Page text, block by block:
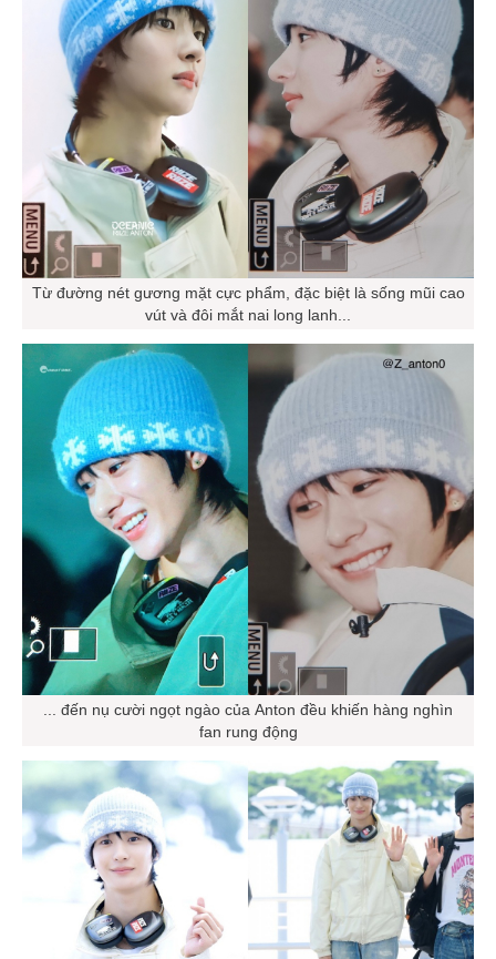
Từ đường nét gương mặt cực phẩm, đặc biệt là sống mũi cao
vút và đôi mắt nai long lanh...
... đến nụ cười ngọt ngào của Anton đều khiến hàng nghìn
fan rung động